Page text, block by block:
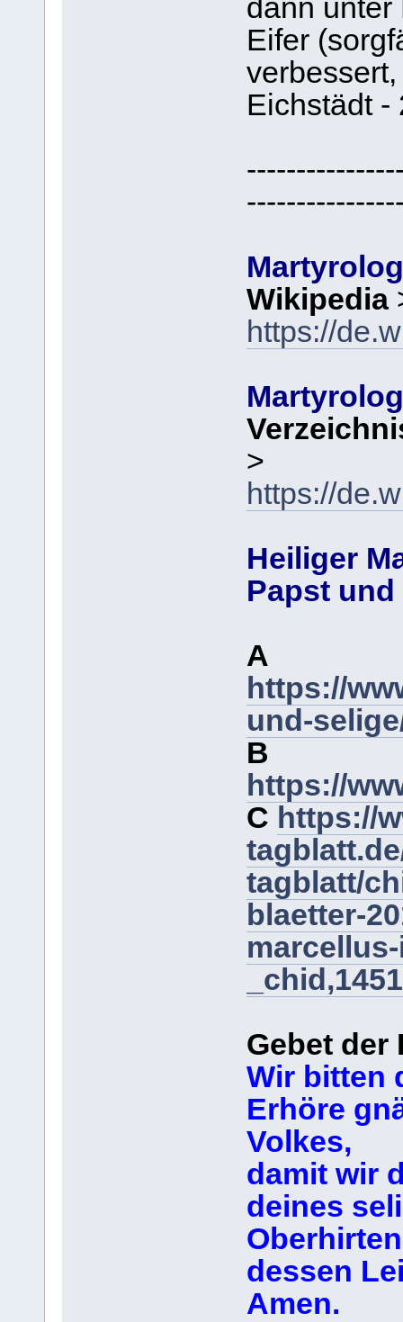
dann unter
Eifer
verbessert,
Eichstädt -
Wikipedia
https://
>
https://
Heiliger
Papst
A
https://
und-
B
https://
C https://
tagblatt/
blaetter-
Gebet der
Wir bitten
Erhöre
Volkes,
damit wir
deines
dessen
Amen.